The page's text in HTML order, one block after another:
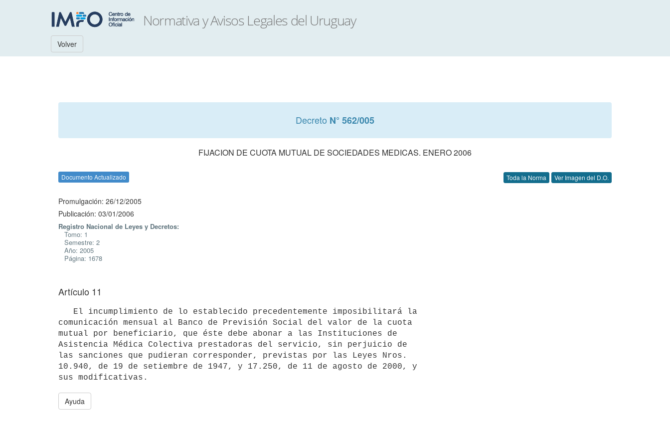
Volver
Decreto N° 562/005
FIJACION DE CUOTA MUTUAL DE SOCIEDADES MEDICAS. ENERO 2006
Documento Actualizado Toda la Norma Ver Imagen del D.O.
Promulgación: 26/12/2005
Publicación: 03/01/2006
Registro Nacional de Leyes y Decretos:
Tomo: 1
Semestre: 2
Año: 2005
Página: 1678
Artículo 11
comunicación mensual al Banco de Previsión Social del valor de la cuota
mutual por beneficiario, que éste debe abonar a las Instituciones de
Asistencia Médica Colectiva prestadoras del servicio, sin perjuicio de
las sanciones que pudieran corresponder, previstas por las Leyes Nros.
10.940, de 19 de setiembre de 1947, y 17.250, de 11 de agosto de 2000, y
sus modificativas.
Ayuda